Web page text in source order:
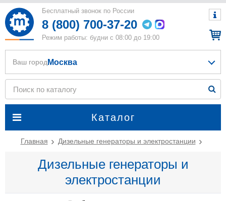
Бесплатный звонок по России
8 (800) 700-37-20
Режим работы: будни с 08:00 до 19:00
Каталог
Ваш город Москва
Главная Дизельные генераторы и электростанции
Дизельные генераторы и
электростанции